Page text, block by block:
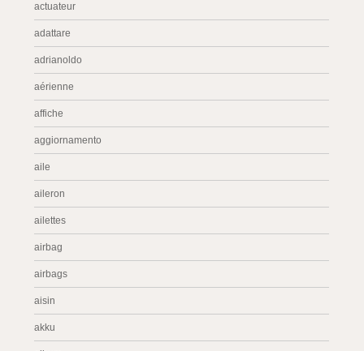
actuateur
adattare
adrianoldo
aérienne
affiche
aggiornamento
aile
aileron
ailettes
airbag
airbags
aisin
akku